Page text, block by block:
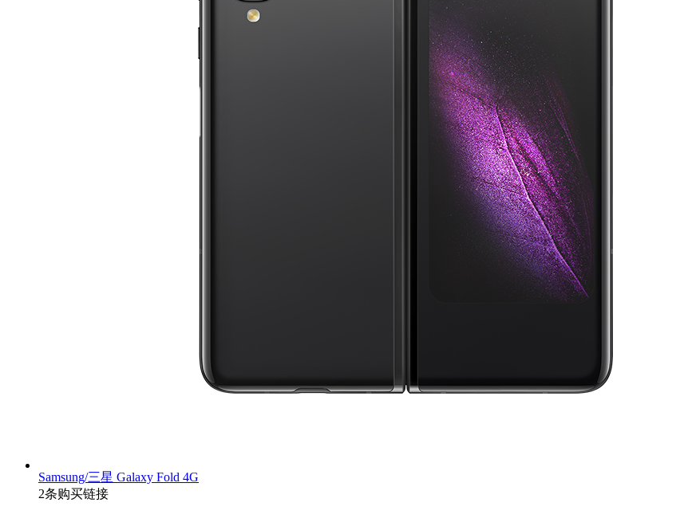
Samsung/三星 Galaxy Fold 4G
2条购买链接